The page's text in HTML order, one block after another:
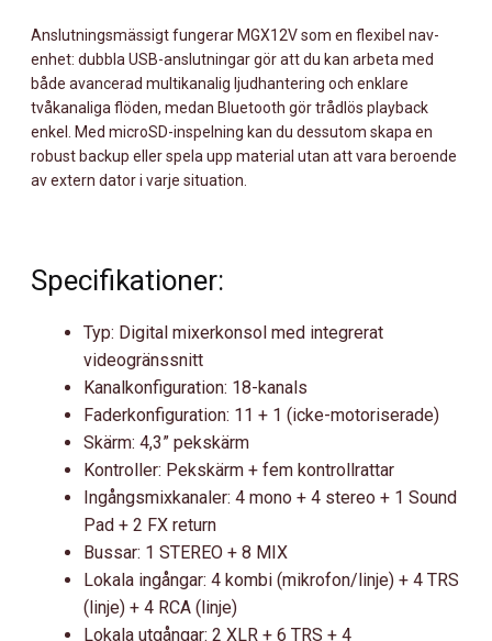
Anslutningsmässigt fungerar MGX12V som en flexibel nav-
enhet: dubbla USB-anslutningar gör att du kan arbeta med
både avancerad multikanalig ljudhantering och enklare
tvåkanaliga flöden, medan Bluetooth gör trådlös playback
enkel. Med microSD-inspelning kan du dessutom skapa en
robust backup eller spela upp material utan att vara beroende
av extern dator i varje situation.
Specifikationer:
Typ: Digital mixerkonsol med integrerat
videogränssnitt
Kanalkonfiguration: 18-kanals
Faderkonfiguration: 11 + 1 (icke-motoriserade)
Skärm: 4,3” pekskärm
Kontroller: Pekskärm + fem kontrollrattar
Ingångsmixkanaler: 4 mono + 4 stereo + 1 Sound
Pad + 2 FX return
Bussar: 1 STEREO + 8 MIX
Lokala ingångar: 4 kombi (mikrofon/linje) + 4 TRS
(linje) + 4 RCA (linje)
Lokala utgångar: 2 XLR + 6 TRS + 4